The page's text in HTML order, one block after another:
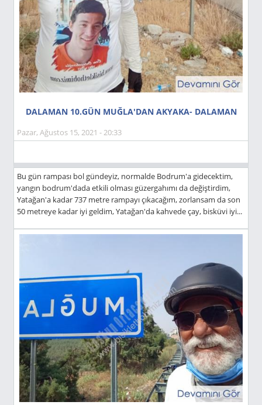
DALAMAN 10.GÜN MUĞLA'DAN AKYAKA- DALAMAN
Pazar, Ağustos 15, 2021 - 20:33
Bu gün rampası bol gündeyiz, normalde Bodrum'a gidecektim,
yangın bodrum'dada etkili olması güzergahımı da değiştirdim,
Yatağan'a kadar 737 metre rampayı çıkacağım, zorlansam da son
50 metreye kadar iyi geldim, Yatağan'da kahvede çay, bisküvi iyi...